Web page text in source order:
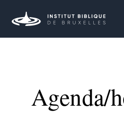
Agenda/